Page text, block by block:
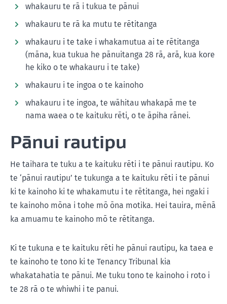
whakauru te rā i tukua te pānui
whakauru te rā ka mutu te rētitanga
whakauru i te take i whakamutua ai te rētitanga
(māna, kua tukua he pānuitanga 28 rā, arā, kua kore
he kiko o te whakauru i te take)
whakauru i te ingoa o te kainoho
whakauru i te ingoa, te wāhitau whakapā me te
nama waea o te kaituku rēti, o te āpiha rānei.
Pānui rautipu
He taihara te tuku a te kaituku rēti i te pānui rautipu. Ko
te ‘pānui rautipu’ te tukunga a te kaituku rēti i te pānui
ki te kainoho ki te whakamutu i te rētitanga, hei ngaki i
te kainoho mōna i tohe mō ōna motika. Hei tauira, mēnā
ka amuamu te kainoho mō te rētitanga.
Ki te tukuna e te kaituku rēti he pānui rautipu, ka taea e
te kainoho te tono ki te Tenancy Tribunal kia
whakatahatia te pānui. Me tuku tono te kainoho i roto i
te 28 rā o te whiwhi i te panui.